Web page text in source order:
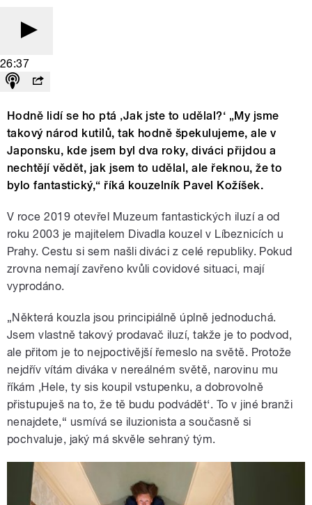
26:37
Hodně lidí se ho ptá ‚Jak jste to udělal?‘ „My jsme
takový národ kutilů, tak hodně špekulujeme, ale v
Japonsku, kde jsem byl dva roky, diváci přijdou a
nechtějí vědět, jak jsem to udělal, ale řeknou, že to
bylo fantastický,“ říká kouzelník Pavel Kožíšek.
V roce 2019 otevřel Muzeum fantastických iluzí a od
roku 2003 je majitelem Divadla kouzel v Líbeznicích u
Prahy. Cestu si sem našli diváci z celé republiky. Pokud
zrovna nemají zavřeno kvůli covidové situaci, mají
vyprodáno.
„Některá kouzla jsou principiálně úplně jednoduchá.
Jsem vlastně takový prodavač iluzí, takže je to podvod,
ale přitom je to nejpoctivější řemeslo na světě. Protože
nejdřív vítám diváka v nereálném světě, narovinu mu
říkám ‚Hele, ty sis koupil vstupenku, a dobrovolně
přistupuješ na to, že tě budu podvádět‘. To v jiné branži
nenajdete,“ usmívá se iluzionista a současně si
pochvaluje, jaký má skvěle sehraný tým.